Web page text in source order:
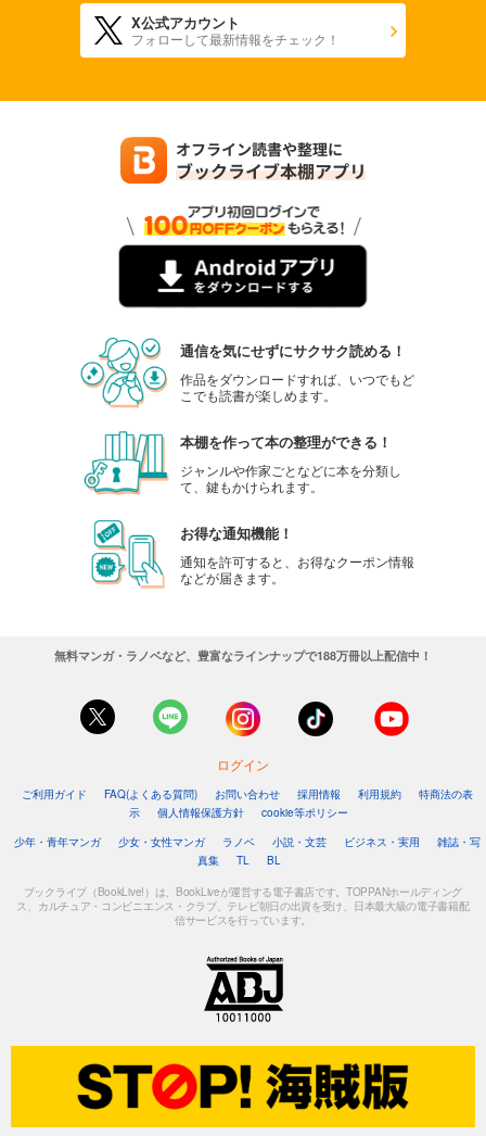
X公式アカウント
フォローして最新情報をチェック！
通信を気にせずにサクサク読める！
作品をダウンロードすれば、いつでもど
こでも読書が楽しめます。
本棚を作って本の整理ができる！
ジャンルや作家ごとなどに本を分類し
て、鍵もかけられます。
お得な通知機能！
通知を許可すると、お得なクーポン情報
などが届きます。
無料マンガ・ラノベなど、豊富なラインナップで188万冊以上配信中！
ログイン
ご利用ガイド FAQ(よくある質問) お問い合わせ 採用情報 利用規約
特商法の表
示
個人情報保護方針
cookie等ポリシー
少年・青年マンガ
少女・女性マンガ ラノベ 小説・文芸 ビジネス・実用
雑誌・写
真集
TL BL
ブックライブ（BookLive!）は、BookLiveが運営する電子書店です。TOPPANホールディング
ス、カルチュア・コンビニエンス・クラブ、テレビ朝日の出資を受け、日本最大級の電子書籍配
信サービスを行っています。